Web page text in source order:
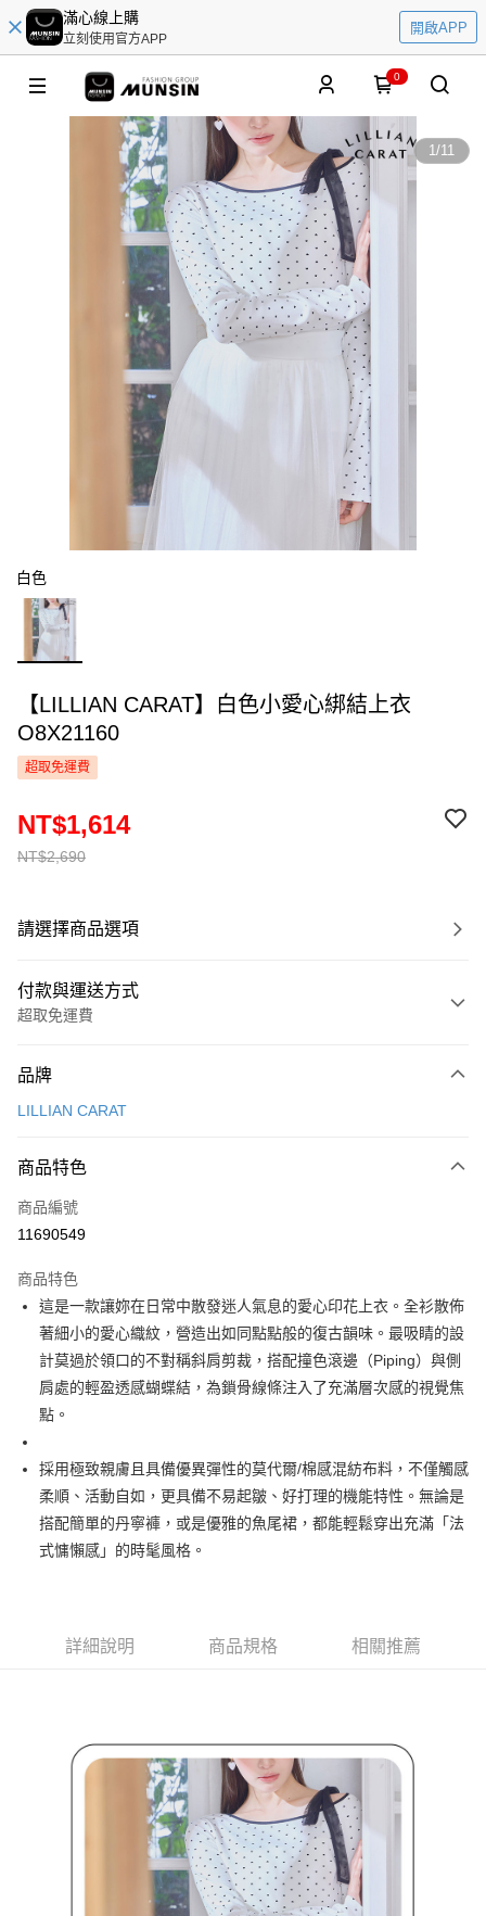
滿心線上購
立刻使用官方APP
開啟APP
0
1/11
白色
【LILLIAN CARAT】白色小愛心綁結上衣
O8X21160
超取免運費
NT$2,690
NT$1,614
請選擇商品選項
付款與運送方式
超取免運費
信用卡一次付款
LINE Pay
Apple Pay
悠遊付
AFTEE先享後付
相關說明
【關於「AFTEE先享後付」】
AFTEE先享後付是「在收到商品之後才付款」的支付方式。 讓您購物簡單
便利好安心！
１．簡單：不需註冊會員、不需綁卡、不需儲值。
２．便利：只要手機號碼，簡訊認證，即可結帳。
３．安心：先確認商品／服務後，再付款。
【「AFTEE先享後付」結帳流程】
結帳頁面，進行簡訊認證並確認金額後，即可完成結帳。
※ 請注意：結帳手續完成當下不需立刻繳費，但若您需要取消訂單，請聯絡
購買商品的店家。未經商家同意取消之訂單仍視為有效，需透過AFTEE先享
【注意事項】
１．透過由恩沛科技股份有限公司提供之「AFTEE先享後付」服務完成之交
易，需依本服務之必要範圍內提供個人資料，並將交易相關給付款項請求債
權轉讓予恩沛科技股份有限公司。
２．關於個人資料處理事宜，請瀏覽以下網址：
https://aftee.tw/terms/#terms3
３．未成年的使用者請事先徵得法定代理人或監護人之同意方可使用
「AFTEE先享後付」，若未經同意申辦者引起之損失，本公司不負相關責
ATM付款
全家取貨付款
免運費
付款後全家取貨
7-11取貨付款
品牌
LILLIAN CARAT
商品特色
商品編號
11690549
商品特色
這是一款讓妳在日常中散發迷人氣息的愛心印花上衣。全衫散佈
著細小的愛心織紋，營造出如同點點般的復古韻味。最吸睛的設
計莫過於領口的不對稱斜肩剪裁，搭配撞色滾邊（Piping）與側
肩處的輕盈透感蝴蝶結，為鎖骨線條注入了充滿層次感的視覺焦
點。
採用極致親膚且具備優異彈性的莫代爾/棉感混紡布料，不僅觸感
柔順、活動自如，更具備不易起皺、好打理的機能特性。無論是
搭配簡單的丹寧褲，或是優雅的魚尾裙，都能輕鬆穿出充滿「法
式慵懶感」的時髦風格。
詳細說明 商品規格 相關推薦